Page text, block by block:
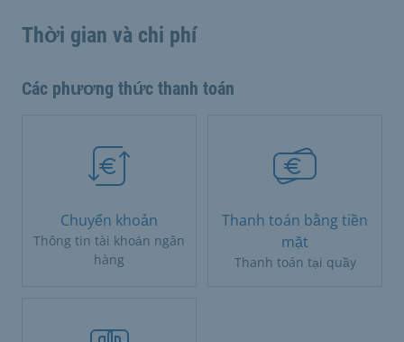
Thời gian và chi phí
Các phương thức thanh toán
Chuyển khoản
Thông tin tài khoản ngân
hàng
Thanh toán bằng tiền
mặt
Thanh toán tại quầy